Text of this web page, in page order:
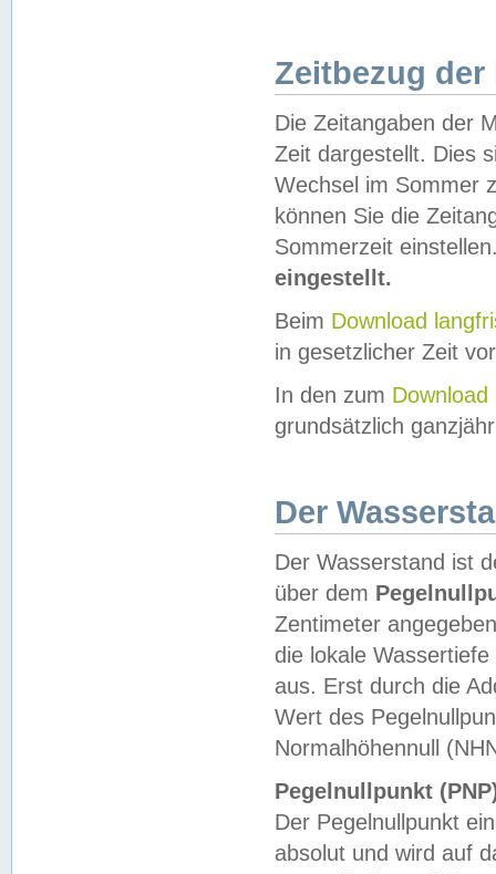
Zeitbezug der
Die Zeitangaben der
Zeit dargestellt. Dies
Wechsel im Sommer
können Sie die
Sommerzeit
eingestellt.
Beim Download
in gesetzlicher Zeit
In den zum Download
grundsätzlich
Der
Der Wasserstand ist
über dem
Zentimeter
die lokale
aus. Erst durch die
Wert des
Normalhöhennull
Pegelnullpunkt
Der Pegelnullpunkt
absolut und wird auf